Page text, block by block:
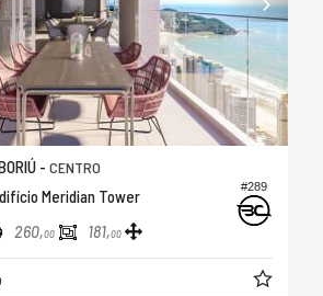
#289
- CENTRO
Meridian Tower
260,00 181,00